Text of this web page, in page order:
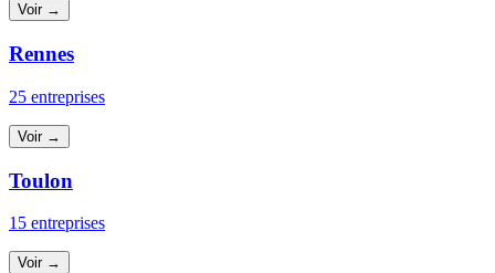
Voir →
Rennes
25 entreprises
Voir →
Toulon
15 entreprises
Voir →